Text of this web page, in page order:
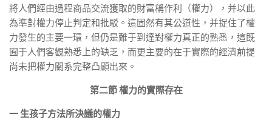
將人們經由過程商品交流獲取的財富稱作利（權力），并以此
為準對權力停止判定和批駁。這固然有其公道性，并捉住了權
力發生的主要一環，但仍是難于到達對權力真正的熟悉，這既
囿于人們客觀熟悉上的缺乏，而更主要的在于實際的經濟前提
尚未把權力關系完整凸顯出來。
第二節 權力的實際存在
一 生孩子方法所決議的權力